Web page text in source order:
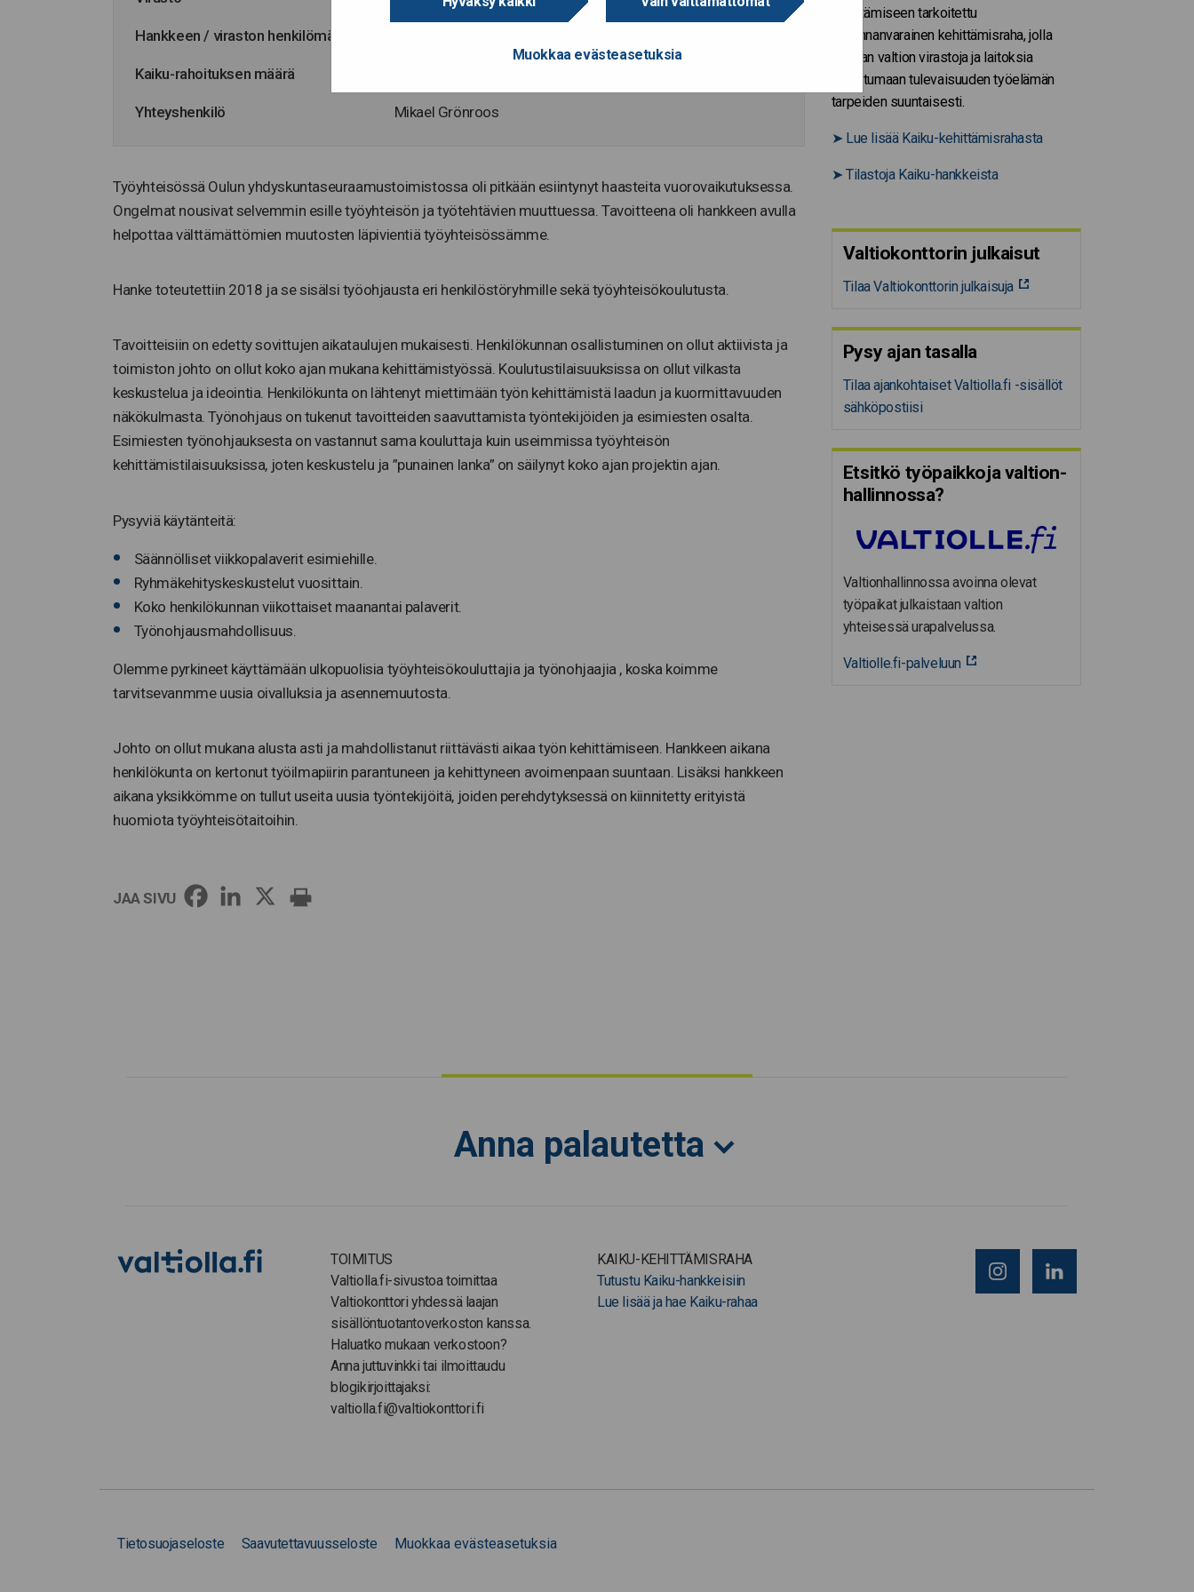
Muokkaa evästeasetuksia
Hankkeen / viraston henkilömäärä
Kaiku-rahoituksen määrä
Yhteyshenkilö Mikael Grönroos
Työyhteisössä Oulun yhdyskuntaseuraamustoimistossa oli pitkään esiintynyt haasteita vuorovaikutuksessa.
Ongelmat nousivat selvemmin esille työyhteisön ja työtehtävien muuttuessa. Tavoitteena oli hankkeen avulla
helpottaa välttämättömien muutosten läpivientiä työyhteisössämme.
Hanke toteutettiin 2018 ja se sisälsi työohjausta eri henkilöstöryhmille sekä työyhteisökoulutusta.
Tavoitteisiin on edetty sovittujen aikataulujen mukaisesti. Henkilökunnan osallistuminen on ollut aktiivista ja
toimiston johto on ollut koko ajan mukana kehittämistyössä. Koulutustilaisuuksissa on ollut vilkasta
keskustelua ja ideointia. Henkilökunta on lähtenyt miettimään työn kehittämistä laadun ja kuormittavuuden
näkökulmasta. Työnohjaus on tukenut tavoitteiden saavuttamista työntekijöiden ja esimiesten osalta.
Esimiesten työnohjauksesta on vastannut sama kouluttaja kuin useimmissa työyhteisön
kehittämistilaisuuksissa, joten keskustelu ja ”punainen lanka” on säilynyt koko ajan projektin ajan.
Pysyviä käytänteitä:
Säännölliset viikkopalaverit esimiehille.
Ryhmäkehityskeskustelut vuosittain.
Koko henkilökunnan viikottaiset maanantai palaverit.
Työnohjausmahdollisuus.
Olemme pyrkineet käyttämään ulkopuolisia työyhteisökouluttajia ja työnohjaajia , koska koimme
tarvitsevanmme uusia oivalluksia ja asennemuutosta.
Johto on ollut mukana alusta asti ja mahdollistanut riittävästi aikaa työn kehittämiseen. Hankkeen aikana
henkilökunta on kertonut työilmapiirin parantuneen ja kehittyneen avoimenpaan suuntaan. Lisäksi hankkeen
aikana yksikkömme on tullut useita uusia työntekijöitä, joiden perehdytyksessä on kiinnitetty erityistä
huomiota työyhteisötaitoihin.
JAA SIVU
kehittämiseen tarkoitettu
harkinnanvarainen kehittämisraha, jolla
tuetaan valtion virastoja ja laitoksia
uudistumaan tulevaisuuden työelämän
tarpeiden suuntaisesti.
➤ Lue lisää Kaiku-kehittämisrahasta
➤ Tilastoja Kaiku-hankkeista
Valtiokonttorin julkaisut
Tilaa Valtiokonttorin julkaisuja
Pysy ajan tasalla
Tilaa ajankohtaiset Valtiolla.fi -sisällöt
sähköpostiisi
Etsitkö työpaikkoja valtion­
hal­lin­nossa?
Valtionhallinnossa avoinna olevat
työpaikat julkaistaan valtion
yhteisessä urapalvelussa.
Valtiolle.fi-palveluun
Anna palautetta
TOIMITUS
Valtiolla.fi-sivustoa toimittaa
Valtiokonttori yhdessä laajan
sisällöntuotantoverkoston kanssa.
Haluatko mukaan verkostoon?
Anna juttuvinkki tai ilmoittaudu
blogikirjoittajaksi:
valtiolla.fi@valtiokonttori.fi
KAIKU-KEHITTÄMISRAHA
Tutustu Kaiku-hankkeisiin
Lue lisää ja hae Kaiku-rahaa
Tietosuojaseloste Saavutettavuusseloste Muokkaa evästeasetuksia